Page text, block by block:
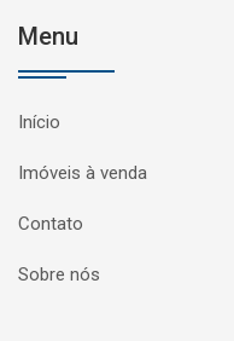
Menu
Início
Imóveis à venda
Contato
Sobre nós